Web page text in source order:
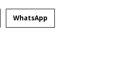
WhatsApp